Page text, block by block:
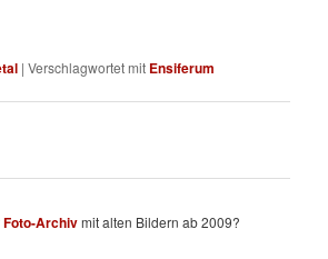
|Verschlagwortet mit Ensiferum
Foto-Archivmit alten Bildern ab 2009?